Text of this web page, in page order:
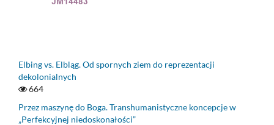
Elbing vs. Elbląg. Od spornych ziem do reprezentacji
dekolonialnych
664
Przez maszynę do Boga. Transhumanistyczne koncepcje w
„Perfekcyjnej niedoskonałości”